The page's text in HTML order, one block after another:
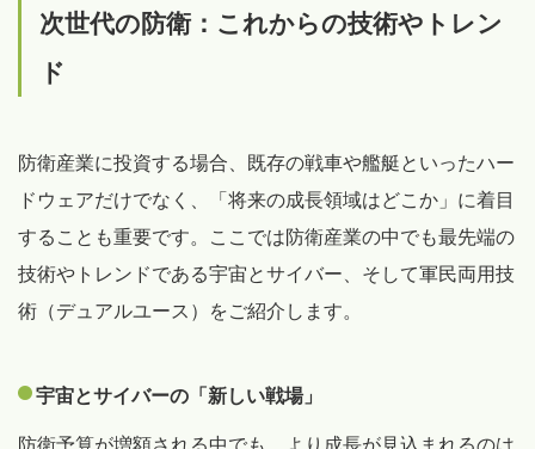
次世代の防衛：これからの技術やトレン
ド
防衛産業に投資する場合、既存の戦車や艦艇といったハー
ドウェアだけでなく、「将来の成長領域はどこか」に着目
することも重要です。ここでは防衛産業の中でも最先端の
技術やトレンドである宇宙とサイバー、そして軍民両用技
術（デュアルユース）をご紹介します。
宇宙とサイバーの「新しい戦場」
防衛予算が増額される中でも、より成長が見込まれるのは